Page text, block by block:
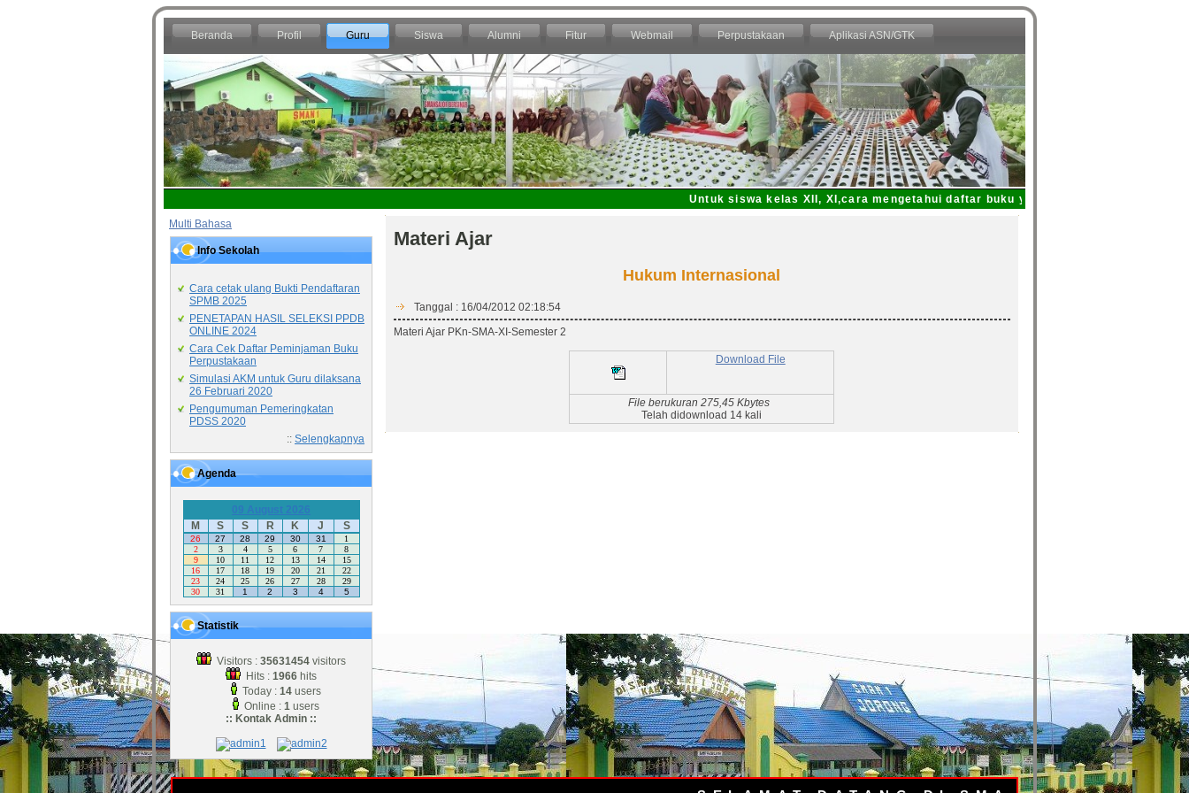
Beranda Profil Guru Siswa Alumni Fitur Webmail Perpustakaan Aplikasi ASN/GTK
Untuk siswa kelas XII, XI,cara mengetahui daftar buku yang dipinjam dari
Multi Bahasa
Info Sekolah
Cara cetak ulang Bukti Pendaftaran
SPMB 2025
PENETAPAN HASIL SELEKSI PPDB
ONLINE 2024
Cara Cek Daftar Peminjaman Buku
Perpustakaan
Simulasi AKM untuk Guru dilaksana
26 Februari 2020
Pengumuman Pemeringkatan
PDSS 2020
:: Selengkapnya
Agenda
09 August 2026
M
S S R K J S
26 27 28 29 30 31
1
2
3 4 5 6 7
8
9
10 11 12 13 14
15
16
17 18 19 20 21
22
23
24 25 26 27 28
29
30
31 1 2 3 4 5
Statistik
Visitors : 35631454 visitors
Hits : 1966 hits
Today : 14users
Online : 1users
:: Kontak Admin ::
Materi Ajar
Hukum Internasional
Tanggal : 16/04/2012 02:18:54
Materi Ajar PKn-SMA-XI-Semester 2
Download File
File berukuran 275,45 Kbytes
Telah didownload 14 kali